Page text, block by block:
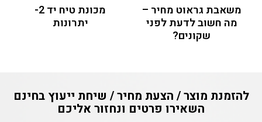
משאבת גראוט מחיר –
מה חשוב לדעת לפני
שקונים?
מכונת טיח יד 2-
יתרונות
להזמנת מוצר / הצעת מחיר / שיחת ייעוץ בחינם
השאירו פרטים ונחזור אליכם